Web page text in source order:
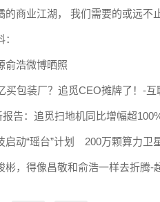
的商业江湖， 我们需要的或远不
俞浩微博晒照
买包装厂？追觅CEO摊牌了！-互
报告：追觅扫地机同比增幅超
启动“瑶台”计划 200万颗算力卫
彬，得像昌敬和俞浩一样去折腾-